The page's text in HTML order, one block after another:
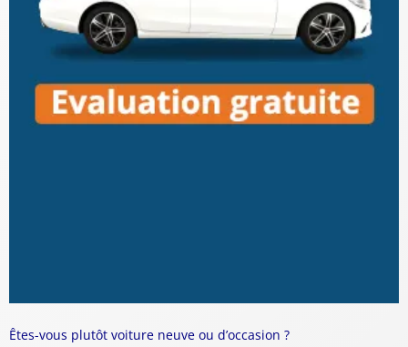
Êtes-vous plutôt voiture neuve ou d’occasion ?